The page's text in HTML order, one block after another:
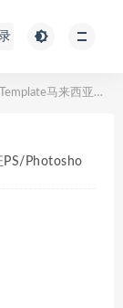
签证PS/Photoshop/PSD模板
PS/Photosho